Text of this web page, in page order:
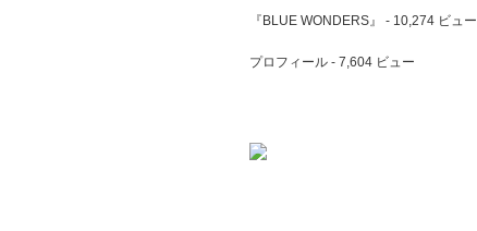
『BLUE WONDERS』 - 10,274 ビュー
プロフィール - 7,604 ビュー